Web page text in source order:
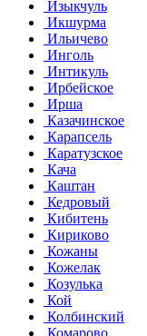
Изыкчуль
Икшурма
Ильичево
Инголь
Интикуль
Ирбейское
Ирша
Казачинское
Карапсель
Каратузское
Кача
Каштан
Кедровый
Кибитень
Кириково
Кожаны
Кожелак
Козулька
Кой
Колбинский
Комарово